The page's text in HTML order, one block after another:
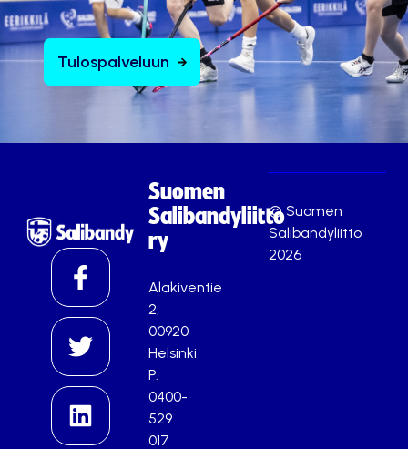
Tulospalveluun
Suomen
Salibandyliitto
ry
Alakiventie
2,
00920
Helsinki
P.
0400-
529
017
© Suomen
Salibandyliitto
2026